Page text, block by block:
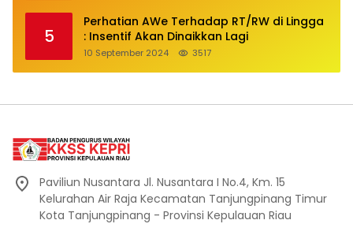
5
Perhatian AWe Terhadap RT/RW di Lingga
: Insentif Akan Dinaikkan Lagi
10 September 2024 3517
Paviliun Nusantara Jl. Nusantara I No.4, Km. 15
Kelurahan Air Raja Kecamatan Tanjungpinang Timur
Kota Tanjungpinang - Provinsi Kepulauan Riau